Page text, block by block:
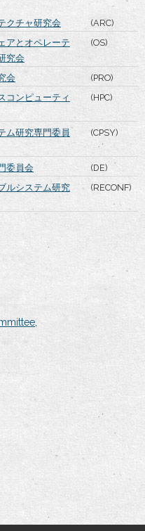
クチャ研究会
(ARC)
アとオペレーテ
究会
(OS)
会
(PRO)
コンピューティ
(HPC)
ム研究専門委員
(CPSY)
委員会
(DE)
ルシステム研究
(RECONF)